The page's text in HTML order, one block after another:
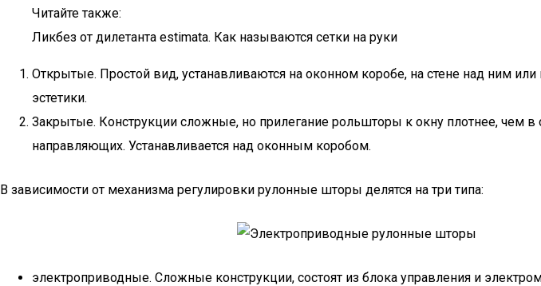
Читайте также:
Ликбез от дилетанта estimata. Как называются сетки на руки
Открытые. Простой вид, устанавливаются на оконном коробе, на стене над ним
эстетики.
Закрытые. Конструкции сложные, но прилегание рольшторы к окну плотнее, чем
направляющих. Устанавливается над оконным коробом.
В зависимости от механизма регулировки рулонные шторы делятся на три типа:
электроприводные. Сложные конструкции, состоят из блока управления и